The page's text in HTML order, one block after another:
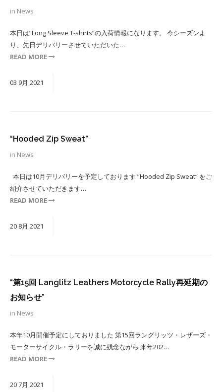
in News
本日は”Long Sleeve T-shirts”の入荷情報になります。 今シーズンよ
り、先日デリバリーさせていただいた…
READ MORE
03 9月 2021
“Hooded Zip Sweat”
in News
本日は10月デリバリーを予定しております ”Hooded Zip Sweat“ をご
紹介させていただきます…
READ MORE
20 8月 2021
“第15回 Langlitz Leathers Motorcycle Rally再延期の
お知らせ”
in News
本年10月開催予定にしておりました 第15回ラングリッツ・レザーズ・
モーターサイクル・ラリーを誠に残念ながら 来年202…
READ MORE
207月 2021